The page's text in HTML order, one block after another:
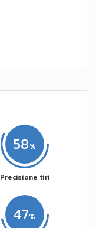
47
58
Precisione tiri